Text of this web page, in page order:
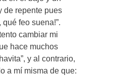
de repente pues
qué feo suena!”.
cambiar mi
hace muchos
y al contrario,
a mí misma de que: